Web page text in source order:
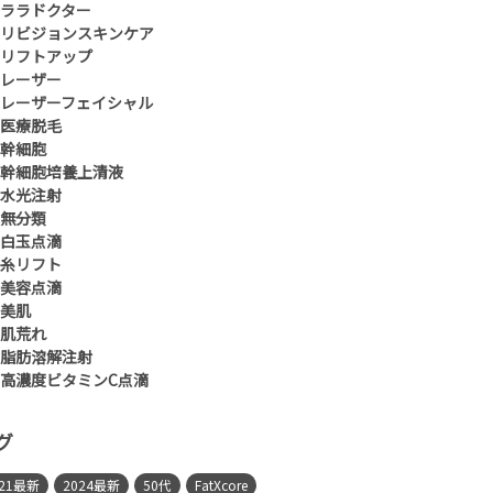
ララドクター
リビジョンスキンケア
リフトアップ
レーザー
レーザーフェイシャル
医療脱毛
幹細胞
幹細胞培養上清液
水光注射
無分類
白玉点滴
糸リフト
美容点滴
美肌
肌荒れ
脂肪溶解注射
高濃度ビタミンC点滴
最新 2024最新 50代 FatXcore